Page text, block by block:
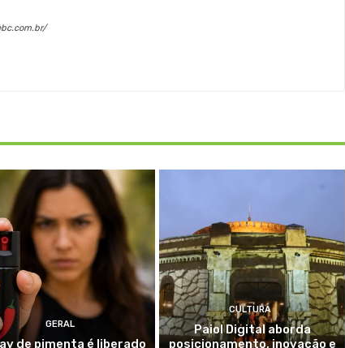
GERAL
de pimenta é liberado
CULTURA
Paiol Digital aborda
posicionamento, inovação e